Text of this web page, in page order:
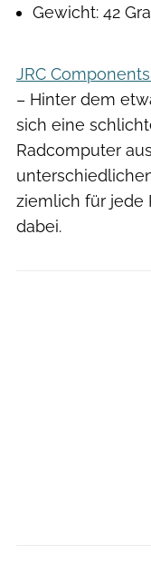
Gewicht: 42
JRC
– Hinter dem
sich eine
Radcomputer
ziemlich für jede
dabei.